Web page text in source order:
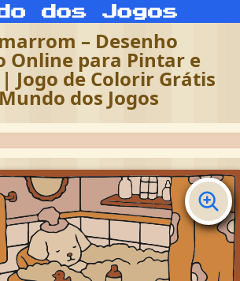
– Desenho
Online para Pintar e
de Colorir Grátis
dos Jogos